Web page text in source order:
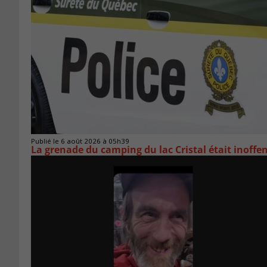
Publié le 6 août 2026 à 05h39
La grenade du camping du lac Cristal était